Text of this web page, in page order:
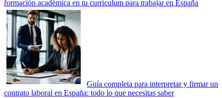
formación académica en tu currículum para trabajar en España
Guía completa para interpretar y firmar un
contrato laboral en España: todo lo que necesitas saber